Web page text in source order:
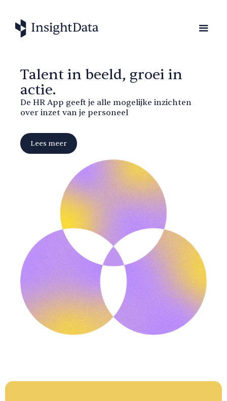
Talent in beeld, groei in
actie.
De HR App geeft je alle mogelijke inzichten
over inzet van je personeel
Lees meer